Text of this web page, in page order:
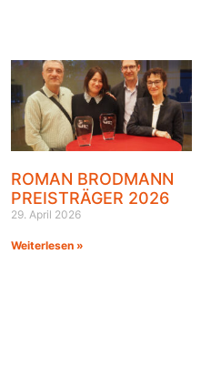
ROMAN BRODMANN
PREISTRÄGER 2026
29. April 2026
Weiterlesen »